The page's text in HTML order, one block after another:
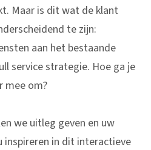
Maar is dit wat de klant
te zijn:
aan het bestaande
service strategie. Hoe ga je
mee om?
we uitleg geven en uw
inspireren in dit interactieve